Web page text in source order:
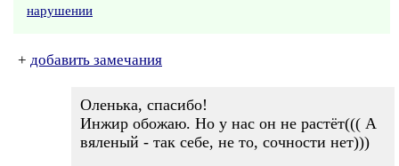
нарушении
+ добавить замечания
Оленька, спасибо!
Инжир обожаю. Но у нас он не растёт((( А
вяленый - так себе, не то, сочности нет)))